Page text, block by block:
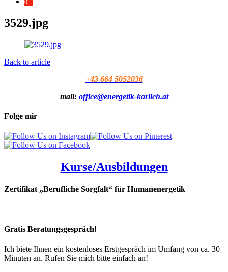
0
3529.jpg
Back to article
+43 664 5052036
mail: office@energetik-karlich.at
Folge mir
Kurse/Ausbildungen
Zertifikat „Berufliche Sorgfalt“ für Humanenergetik
Gratis Beratungsgespräch!
Ich biete Ihnen ein kostenloses Erstgespräch im Umfang von ca. 30
Minuten an. Rufen Sie mich bitte einfach an!